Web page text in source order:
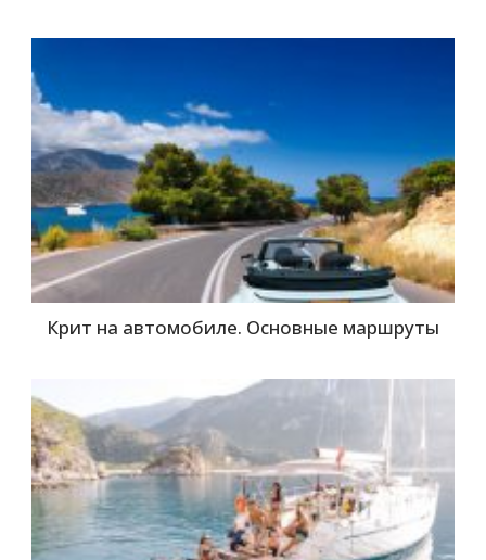
Крит на автомобиле. Основные маршруты